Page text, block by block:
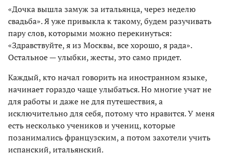
«Дочка вышла замуж за итальянца, через неделю
свадьба». Я уже привыкла к такому, будем разучивать
пару слов, которыми можно перекинуться:
«Здравствуйте, я из Москвы, все хорошо, я рада».
Остальное — улыбки, жесты, это само придет.
Каждый, кто начал говорить на иностранном языке,
начинает гораздо чаще улыбаться. Но многие учат не
для работы и даже не для путешествия, а
исключительно для себя, потому что нравится. У меня
есть несколько учеников и учениц, которые
позанимались французским, а потом захотели учить
испанский, итальянский.